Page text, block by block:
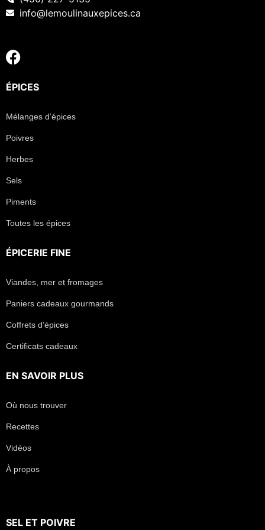
info@lemoulinauxepices.ca
ÉPICES
Mélanges d’épices
Poivres
Herbes
Sels
Piments
Toutes les épices
ÉPICERIE FINE
Viandes, mer et fromages
Paniers cadeaux gourmands
Coffrets d’épices
Certificats cadeaux
EN SAVOIR PLUS
Où nous trouver
Recettes
Vidéos
À propos
SEL ET POIVRE